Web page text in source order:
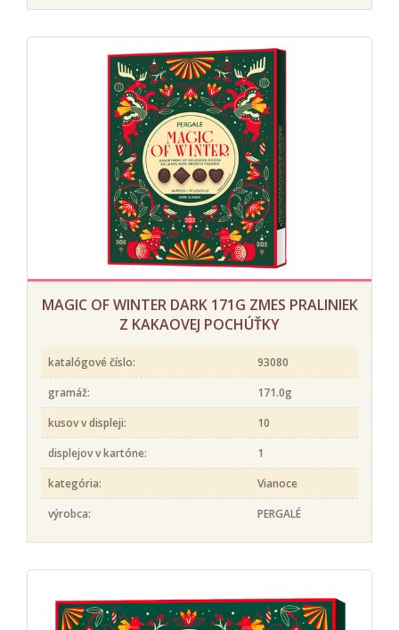
MAGIC OF WINTER DARK 171G ZMES PRALINIEK
Z KAKAOVEJ POCHÚŤKY
katalógové číslo:
93080
gramáž:
171.0g
kusov v displeji:
10
displejov v kartóne:
1
kategória:
Vianoce
výrobca:
PERGALÉ